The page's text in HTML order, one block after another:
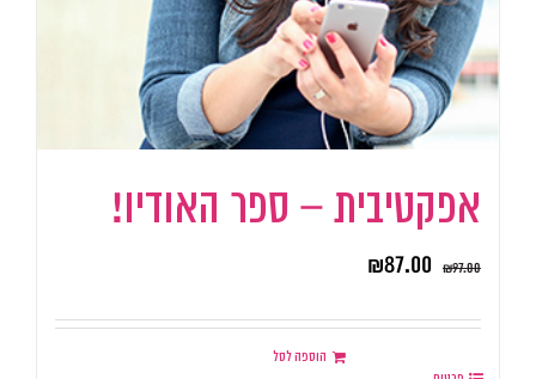
אפקטיבית – ספר האודיו!
₪97.00
₪87.00
הוספה לסל